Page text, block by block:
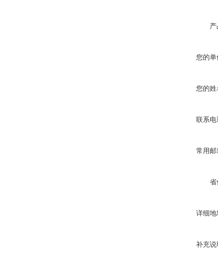
您的
您的
联系
常用
省
详细
补充